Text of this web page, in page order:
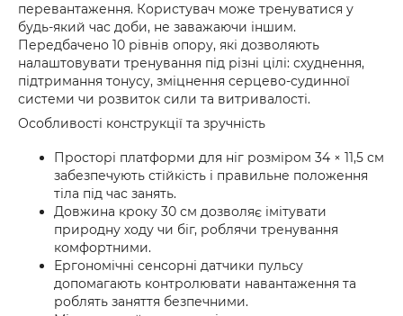
перевантаження. Користувач може тренуватися у
будь-який час доби, не заважаючи іншим.
Передбачено 10 рівнів опору, які дозволяють
налаштовувати тренування під різні цілі: схуднення,
підтримання тонусу, зміцнення серцево-судинної
системи чи розвиток сили та витривалості.
Особливості конструкції та зручність
Просторі платформи для ніг розміром 34 × 11,5 см
забезпечують стійкість і правильне положення
тіла під час занять.
Довжина кроку 30 см дозволяє імітувати
природну ходу чи біг, роблячи тренування
комфортними.
Ергономічні сенсорні датчики пульсу
допомагають контролювати навантаження та
роблять заняття безпечними.